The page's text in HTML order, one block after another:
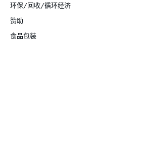
环保/回收/循环经济
赞助
食品包装